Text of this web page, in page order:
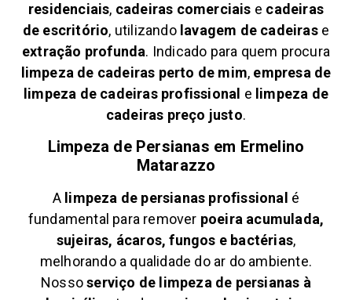
residenciais, cadeiras comerciais e cadeiras
de escritório, utilizando lavagem de cadeirase
extração profunda. Indicado para quem procura
limpeza de cadeiras perto de mim, empresa de
limpeza de cadeiras profissional e limpeza de
cadeiras preço justo.
Limpeza de Persianas em Ermelino
Matarazzo
A limpeza de persianas profissional é
fundamental para remover poeira acumulada,
sujeiras, ácaros, fungos e bactérias,
melhorando a qualidade do ar do ambiente.
Nossoserviço de limpeza de persianas à